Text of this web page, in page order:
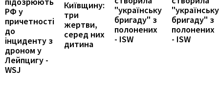
РФ у
причетності
до
інциденту з
дроном у
Лейпцигу -
WSJ
Київщину:
три
жертви,
серед них
дитина
"українську
бригаду" з
полонених
- ISW
"українську
бригаду" з
полонених
- ISW